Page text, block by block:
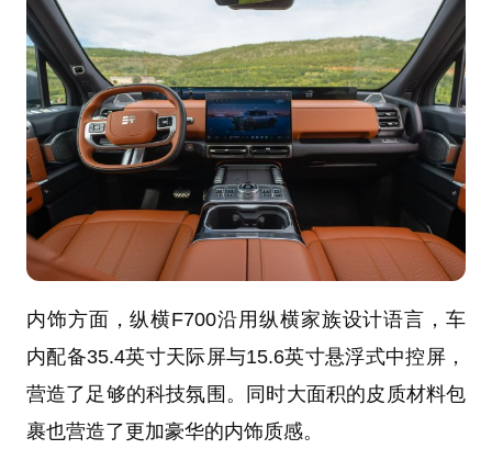
内饰方面，纵横F700沿用纵横家族设计语言，车
内配备35.4英寸天际屏与15.6英寸悬浮式中控屏，
营造了足够的科技氛围。同时大面积的皮质材料包
裹也营造了更加豪华的内饰质感。